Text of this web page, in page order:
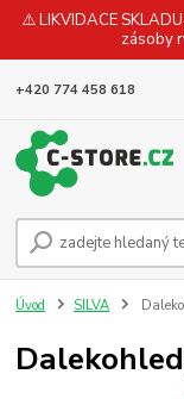
⚠️ LIKVIDACE
zásoby
+420 774 458 618
Úvod SILVA